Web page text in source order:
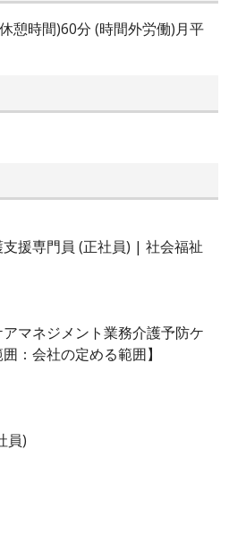
憩時間)60分 (時間外労働)月平
援専門員 (正社員) | 社会福祉
マネジメント業務介護予防ケ
：会社の定める範囲】
員)